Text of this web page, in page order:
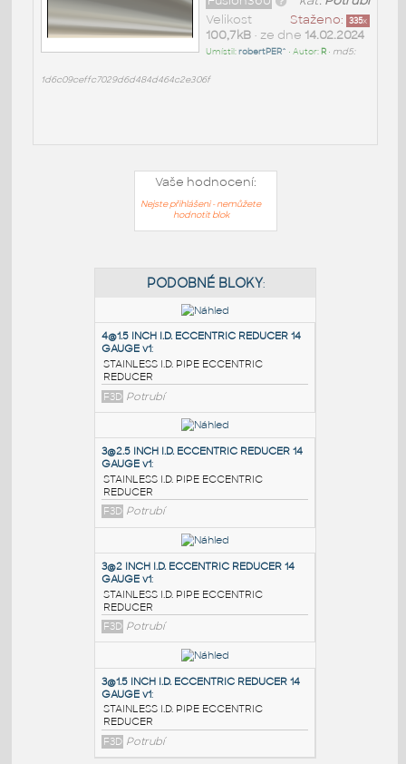
Staženo: 335x
Velikost
100,7kB• ze dne 14.02.2024
Umístil:robertPER^ • Autor: R• md5:
1d6c09ceffc7029d6d484d464c2e306f
Vaše hodnocení:
Nejste přihlášeni - nemůžete
hodnotit blok
PODOBNÉ BLOKY
4@1.5 INCH I.D. ECCENTRIC REDUCER 14
GAUGE v1:
STAINLESS I.D. PIPE ECCENTRIC
REDUCER
F3D Potrubí
3@2.5 INCH I.D. ECCENTRIC REDUCER 14
GAUGE v1
STAINLESS I.D. PIPE ECCENTRIC
REDUCER
F3D Potrubí
3@2 INCH I.D. ECCENTRIC REDUCER 14